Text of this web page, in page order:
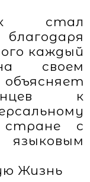
стал
каждый
своем
к
с
Жизнь